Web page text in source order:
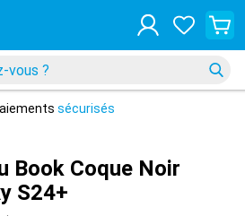
sécurisés
Book Coque Noir
S24+